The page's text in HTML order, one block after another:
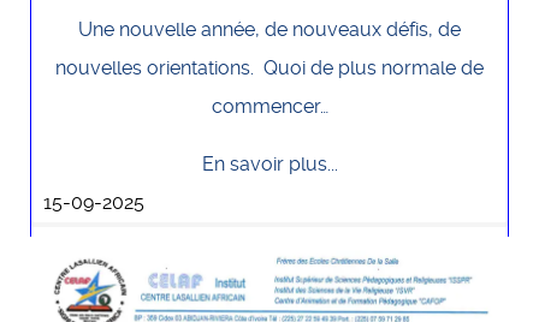
Une nouvelle année, de nouveaux défis, de
nouvelles orientations. Quoi de plus normale de
commencer…
En savoir plus...
15-09-2025